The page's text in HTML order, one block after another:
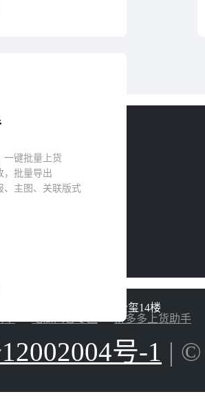
一键批量上货
，批量导出
、主图、关联版式
区高林中路535号万科云玺14楼
拼多多上货助手
号-1 |